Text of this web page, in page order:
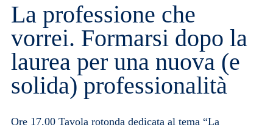
La professione che
vorrei. Formarsi dopo la
laurea per una nuova (e
solida) professionalità
Ore 17.00 Tavola rotonda dedicata al tema “La